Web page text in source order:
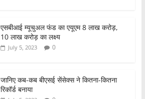
एसबीआई म्यूचुअल फंड का एयूएम 8 लाख करोड़,
10 लाख करोड़ का लक्ष्य
July 5, 2023 0
जानिए कब-कब बीएसई सेंसेक्स ने कितना-कितना
रिकॉर्ड बनाया